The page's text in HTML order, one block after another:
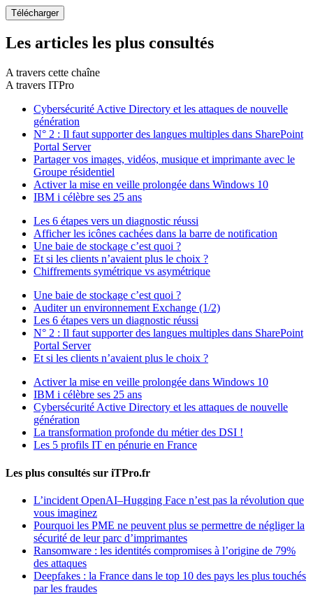
Les articles les plus consultés
A travers cette chaîne
A travers ITPro
Cybersécurité Active Directory et les attaques de nouvelle
génération
N° 2 : Il faut supporter des langues multiples dans SharePoint
Portal Server
Partager vos images, vidéos, musique et imprimante avec le
Groupe résidentiel
Activer la mise en veille prolongée dans Windows 10
IBM i célèbre ses 25 ans
Les 6 étapes vers un diagnostic réussi
Afficher les icônes cachées dans la barre de notification
Une baie de stockage c’est quoi ?
Et si les clients n’avaient plus le choix ?
Chiffrements symétrique vs asymétrique
Une baie de stockage c’est quoi ?
Auditer un environnement Exchange (1/2)
Les 6 étapes vers un diagnostic réussi
N° 2 : Il faut supporter des langues multiples dans SharePoint
Portal Server
Et si les clients n’avaient plus le choix ?
Activer la mise en veille prolongée dans Windows 10
IBM i célèbre ses 25 ans
Cybersécurité Active Directory et les attaques de nouvelle
génération
La transformation profonde du métier des DSI !
Les 5 profils IT en pénurie en France
Les plus consultés sur iTPro.fr
L’incident OpenAI–Hugging Face n’est pas la révolution que
vous imaginez
Pourquoi les PME ne peuvent plus se permettre de négliger la
sécurité de leur parc d’imprimantes
Ransomware : les identités compromises à l’origine de 79%
des attaques
Deepfakes : la France dans le top 10 des pays les plus touchés
par les fraudes